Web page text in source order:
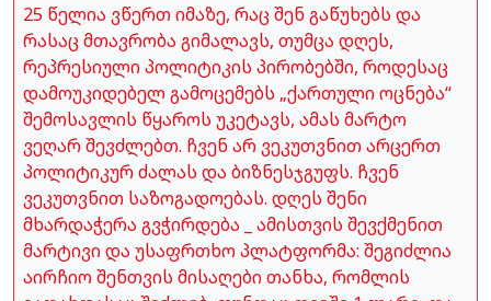
25 წელია ვწერთ იმაზე, რაც შენ გაწუხებს და
რასაც მთავრობა გიმალავს, თუმცა დღეს,
რეპრესიული პოლიტიკის პირობებში, როდესაც
დამოუკიდებელ გამოცემებს „ქართული ოცნება“
შემოსავლის წყაროს უკეტავს, ამას მარტო
ვეღარ შევძლებთ. ჩვენ არ ვეკუთვნით არცერთ
პოლიტიკურ ძალას და ბიზნესჯგუფს. ჩვენ
ვეკუთვნით საზოგადოებას. დღეს შენი
მხარდაჭერა გვჭირდება _ ამისთვის შევქმენით
მარტივი და უსაფრთხო პლატფორმა: შეგიძლია
აირჩიო შენთვის მისაღები თანხა, რომლის